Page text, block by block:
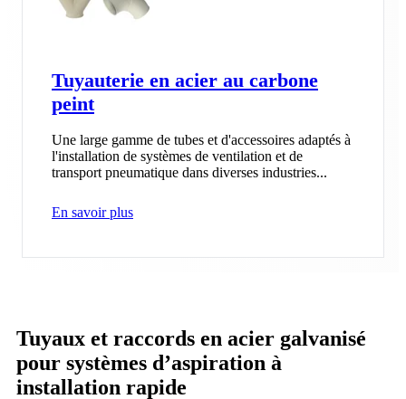
Tuyauterie en acier au carbone
peint
Une large gamme de tubes et d'accessoires adaptés à
l'installation de systèmes de ventilation et de
transport pneumatique dans diverses industries...
En savoir plus
Tuyaux et raccords en acier galvanisé
pour systèmes d’aspiration à
installation rapide